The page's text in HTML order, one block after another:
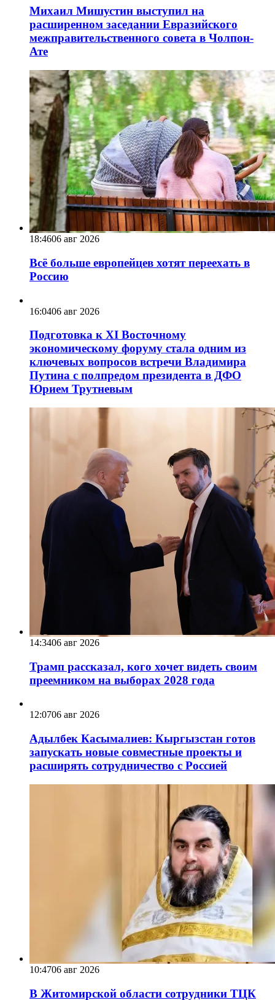
Михаил Мишустин выступил на
расширенном заседании Евразийского
межправительственного совета в Чолпон-
Ате
18:4606 авг 2026
Всё больше европейцев хотят переехать в
Россию
16:0406 авг 2026
Подготовка к XI Восточному
экономическому форуму стала одним из
ключевых вопросов встречи Владимира
Путина с полпредом президента в ДФО
Юрием Трутневым
14:3406 авг 2026
Трамп рассказал, кого хочет видеть своим
преемником на выборах 2028 года
12:0706 авг 2026
Адылбек Касымалиев: Кыргызстан готов
запускать новые совместные проекты и
расширять сотрудничество с Россией
10:4706 авг 2026
В Житомирской области сотрудники ТЦК